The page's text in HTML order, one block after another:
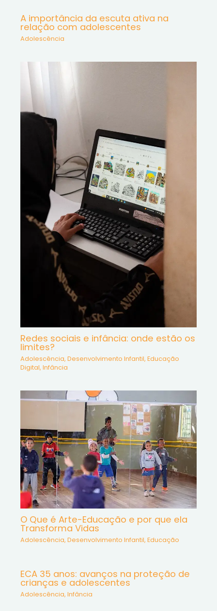
A importância da escuta ativa na
relação com adolescentes
Adolescência
Redes sociais e infância: onde estão os
limites?
Adolescência, Desenvolvimento Infantil, Educação
Digital, Infância
O Que é Arte-Educação e por que ela
Transforma Vidas
Adolescência, Desenvolvimento Infantil, Educação
ECA 35 anos: avanços na proteção de
crianças e adolescentes
Adolescência, Infância